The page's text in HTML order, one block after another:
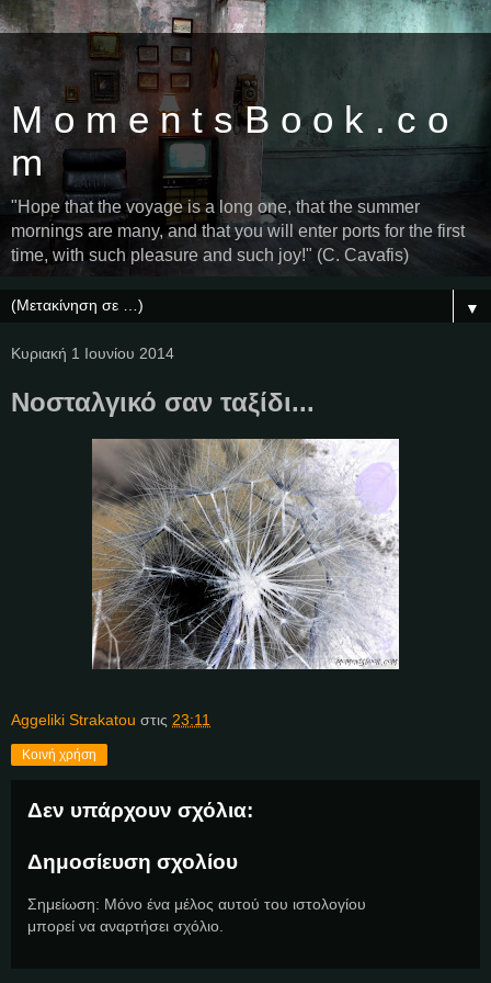
M o m e n t s B o o k . c o
m
"Hope that the voyage is a long one, that the summer
mornings are many, and that you will enter ports for the first
time, with such pleasure and such joy!" (C. Cavafis)
▼
Κυριακή 1 Ιουνίου 2014
Νοσταλγικό σαν ταξίδι...
Aggeliki Strakatou στις 23:11
Κοινή χρήση
Δεν υπάρχουν σχόλια:
Δημοσίευση σχολίου
Σημείωση: Μόνο ένα μέλος αυτού του ιστολογίου
μπορεί να αναρτήσει σχόλιο.